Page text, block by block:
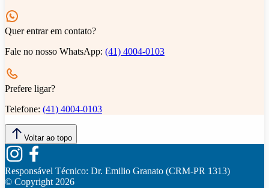
Quer entrar em contato?
Fale no nosso WhatsApp: (41) 4004-0103
Prefere ligar?
Telefone: (41) 4004-0103
Voltar ao topo
Responsável Técnico: Dr. Emilio Granato (CRM-PR 1313)
© Copyright 2026